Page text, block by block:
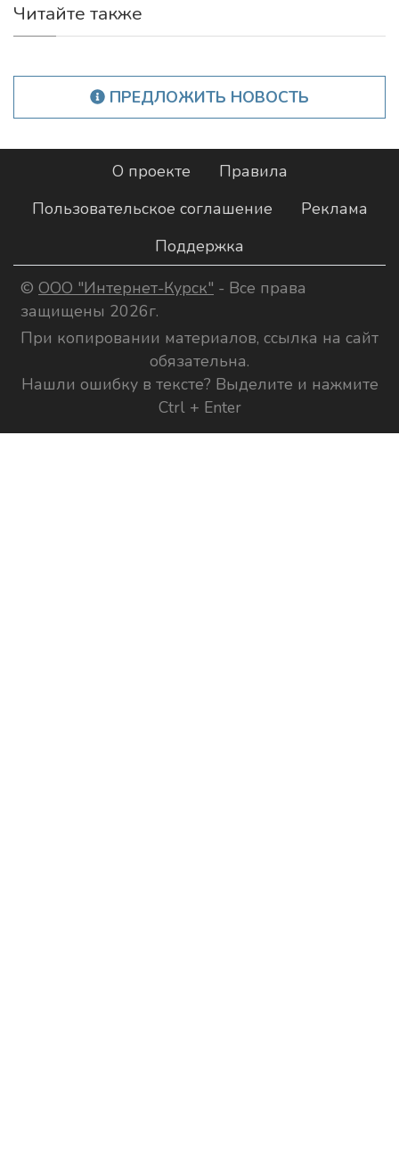
Читайте также
ПРЕДЛОЖИТЬ НОВОСТЬ
О проекте
Правила
Пользовательское соглашение
Реклама
Поддержка
© ООО "Интернет-Курск" - Все права
защищены 2026г.
При копировании материалов, ссылка на сайт
обязательна.
Нашли ошибку в тексте? Выделите и нажмите
Ctrl + Enter